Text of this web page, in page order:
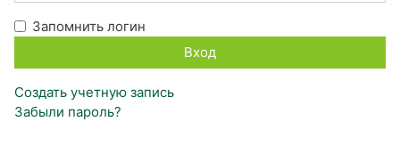
Запомнить логин
Создать учетную запись
Забыли пароль?